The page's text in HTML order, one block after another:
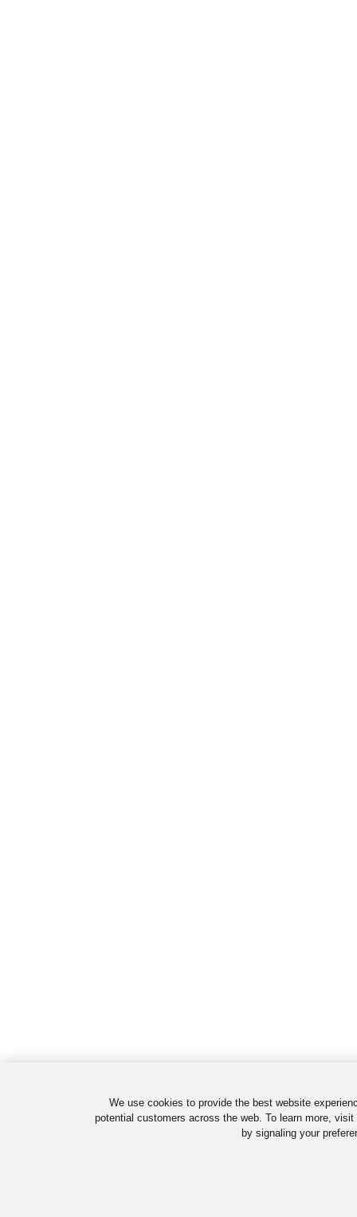
We use cookies to provide the best website
potential customers across the web. To learn more,
by signaling your